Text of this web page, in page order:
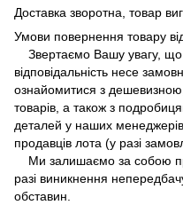
Доставка зворотна, товар
Умови повернення товару
Звертаємо Вашу увагу, що
відповідальність несе
ознайомитися з
товарів, а також з
деталей у наших
продавців лота (у разі
Ми залишаємо за собою
разі виникнення
обставин.